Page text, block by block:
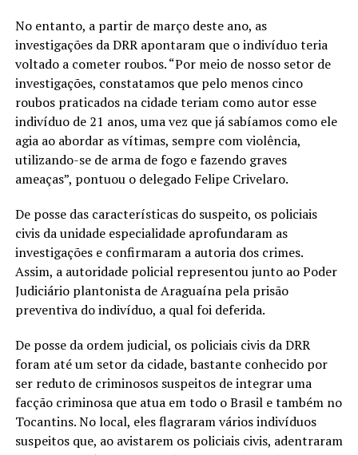
No entanto, a partir de março deste ano, as
investigações da DRR apontaram que o indivíduo teria
voltado a cometer roubos. “Por meio de nosso setor de
investigações, constatamos que pelo menos cinco
roubos praticados na cidade teriam como autor esse
indivíduo de 21 anos, uma vez que já sabíamos como ele
agia ao abordar as vítimas, sempre com violência,
utilizando-se de arma de fogo e fazendo graves
ameaças”, pontuou o delegado Felipe Crivelaro.
De posse das características do suspeito, os policiais
civis da unidade especialidade aprofundaram as
investigações e confirmaram a autoria dos crimes.
Assim, a autoridade policial representou junto ao Poder
Judiciário plantonista de Araguaína pela prisão
preventiva do indivíduo, a qual foi deferida.
De posse da ordem judicial, os policiais civis da DRR
foram até um setor da cidade, bastante conhecido por
ser reduto de criminosos suspeitos de integrar uma
facção criminosa que atua em todo o Brasil e também no
Tocantins. No local, eles flagraram vários indivíduos
suspeitos que, ao avistarem os policiais civis, adentraram